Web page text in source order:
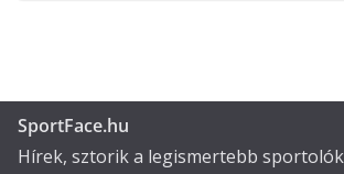
SportFace.hu
Hírek, sztorik a legismertebb